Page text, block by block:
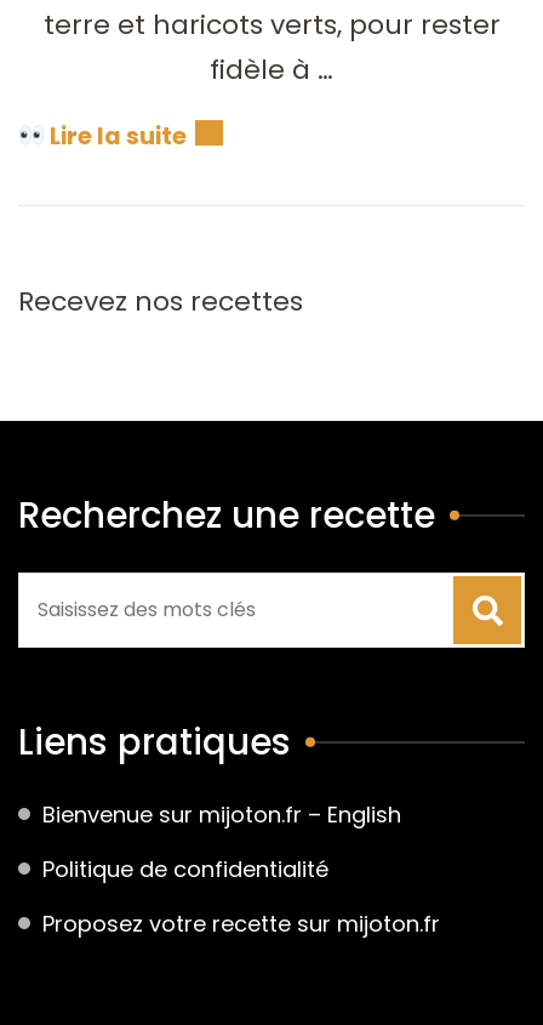
terre et haricots verts, pour rester
fidèle à …
Lire la suite
Recevez nos recettes
Recherchez une recette
Liens pratiques
Bienvenue sur mijoton.fr – English
Politique de confidentialité
Proposez votre recette sur mijoton.fr